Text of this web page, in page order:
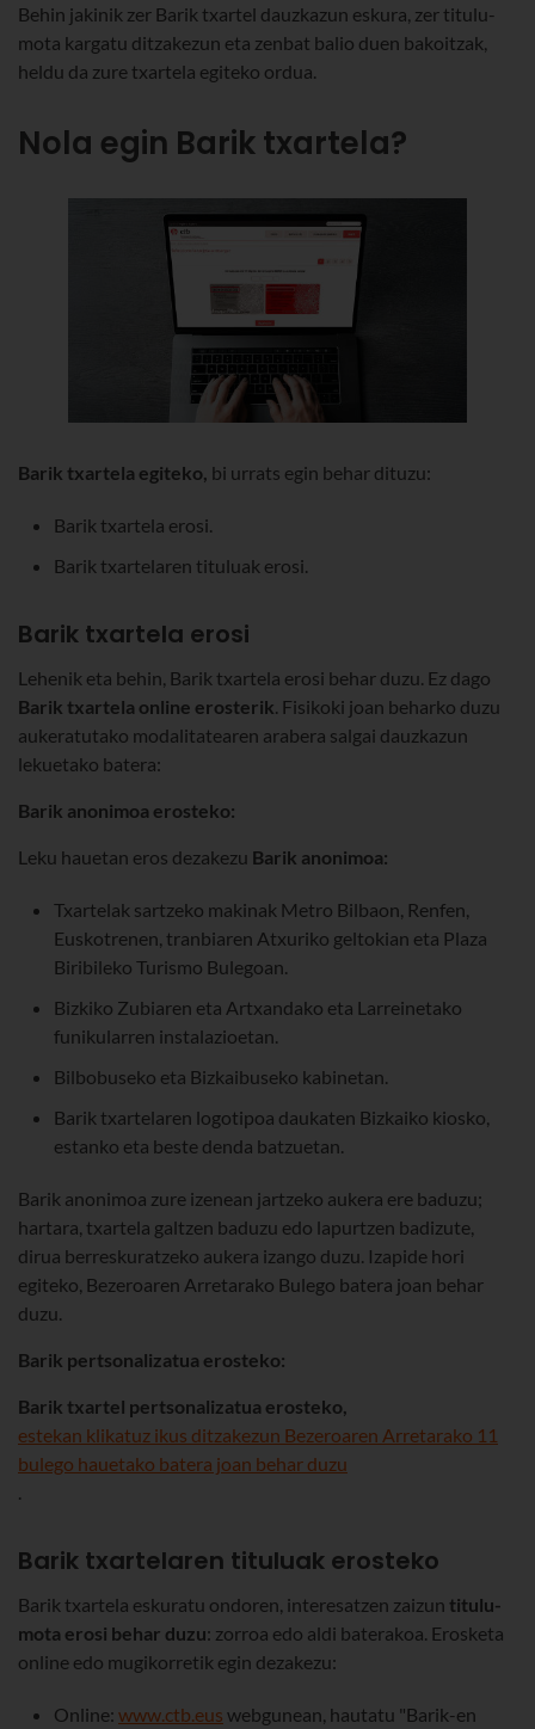
Behin jakinik zer Barik txartel dauzkazun eskura, zer titulu-
mota kargatu ditzakezun eta zenbat balio duen bakoitzak,
heldu da zure txartela egiteko ordua.
Nola egin Barik txartela?
Barik txartela egiteko, bi urrats egin behar dituzu:
Barik txartela erosi.
Barik txartelaren tituluak erosi.
Barik txartela erosi
Lehenik eta behin, Barik txartela erosi behar duzu. Ez dago
Barik txartela online erosterik . Fisikoki joan beharko duzu
aukeratutako modalitatearen arabera salgai dauzkazun
lekuetako batera:
Barik anonimoa erosteko:
Leku hauetan eros dezakezu Barik anonimoa:
Txartelak sartzeko makinak Metro Bilbaon, Renfen,
Euskotrenen, tranbiaren Atxuriko geltokian eta Plaza
Biribileko Turismo Bulegoan.
Bizkiko Zubiaren eta Artxandako eta Larreinetako
funikularren instalazioetan.
Bilbobuseko eta Bizkaibuseko kabinetan.
Barik txartelaren logotipoa daukaten Bizkaiko kiosko,
estanko eta beste denda batzuetan.
Barik anonimoa zure izenean jartzeko aukera ere baduzu;
hartara, txartela galtzen baduzu edo lapurtzen badizute,
dirua berreskuratzeko aukera izango duzu. Izapide hori
egiteko, Bezeroaren Arretarako Bulego batera joan behar
duzu.
Barik pertsonalizatua erosteko:
Barik txartel pertsonalizatua erosteko,
estekan klikatuz ikus ditzakezun Bezeroaren Arretarako 11
bulego hauetako batera joan behar duzu
Barik txartelaren tituluak erosteko
Barik txartela eskuratu ondoren, interesatzen zaizun titulu-
mota erosi behar duzu: zorroa edo aldi baterakoa. Erosketa
online edo mugikorretik egin dezakezu:
Online: www.ctb.eus webgunean, hautatu "Barik-en